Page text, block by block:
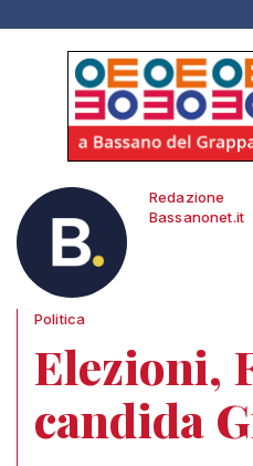
Redazione
Bassanonet.it
Politica
Elezioni,
candida